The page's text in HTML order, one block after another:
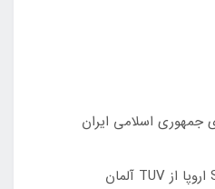
جمهوری اسلامی ایران